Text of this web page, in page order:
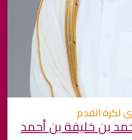
لكرة القدم
بن خليفة بن أحمد